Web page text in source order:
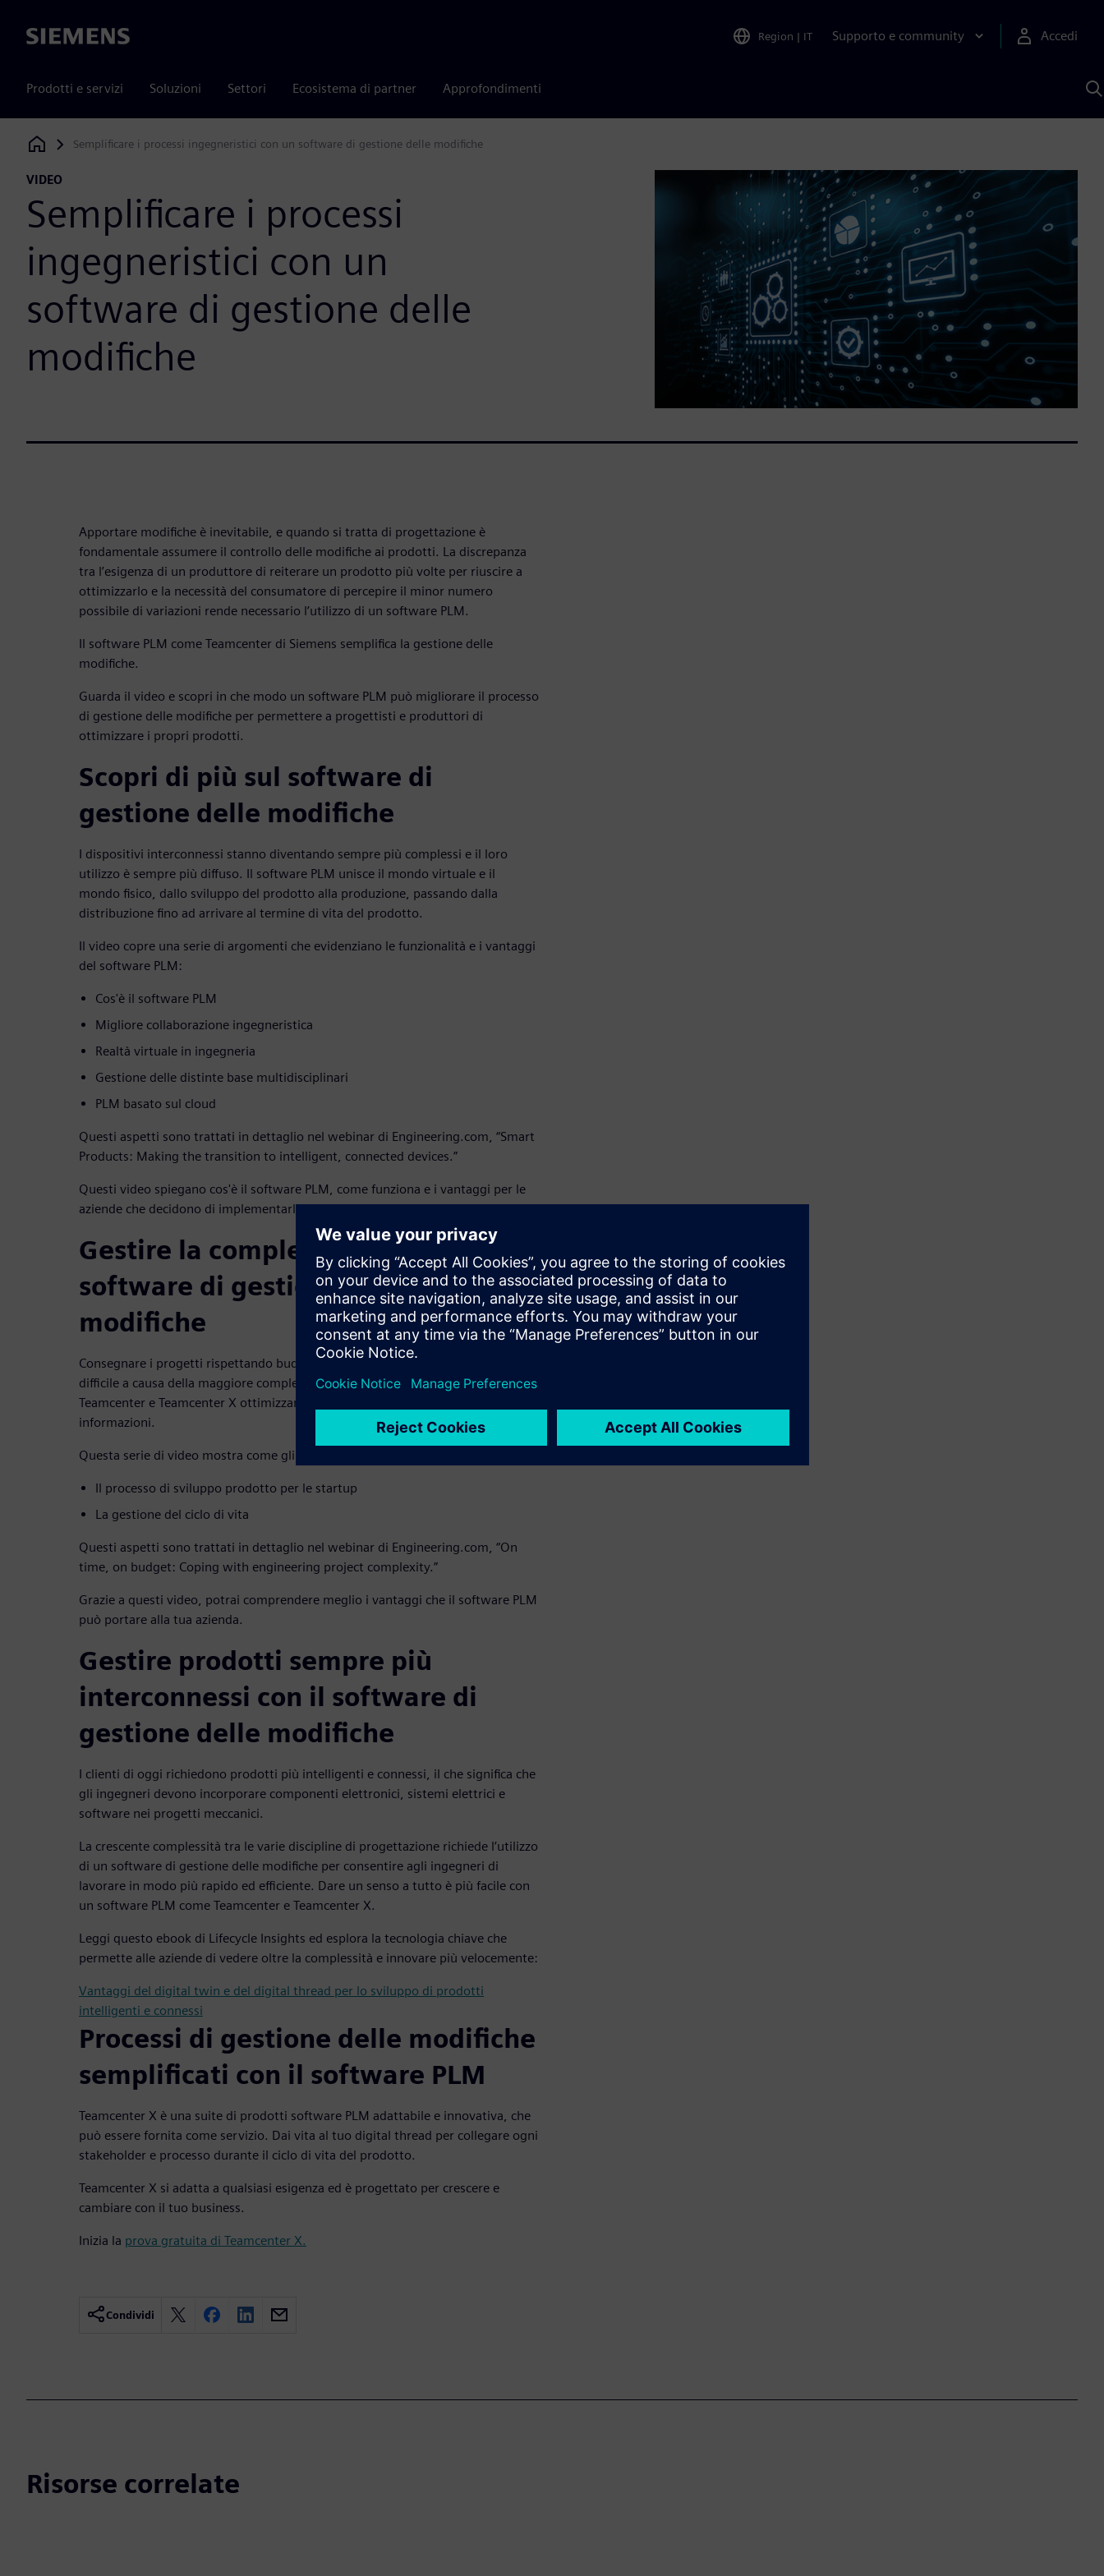
Siemens Region | IT Supporto e community Accedi
Prodotti e servizi Soluzioni Settori Ecosistema di partner Approfondimenti
Siemens Digital Industries Software
Semplificare i processi ingegneristici con un software di gestione delle modifiche
VIDEO
Semplificare i processi
ingegneristici con un
software di gestione delle
modifiche
Apportare modifiche è inevitabile, e quando si tratta di progettazione è
fondamentale assumere il controllo delle modifiche ai prodotti. La discrepanza
tra l’esigenza di un produttore di reiterare un prodotto più volte per riuscire a
ottimizzarlo e la necessità del consumatore di percepire il minor numero
possibile di variazioni rende necessario l’utilizzo di un software PLM.
Il software PLM come Teamcenter di Siemens semplifica la gestione delle
modifiche.
Guarda il video e scopri in che modo un software PLM può migliorare il processo
di gestione delle modifiche per permettere a progettisti e produttori di
ottimizzare i propri prodotti.
Scopri di più sul software di
gestione delle modifiche
I dispositivi interconnessi stanno diventando sempre più complessi e il loro
utilizzo è sempre più diffuso. Il software PLM unisce il mondo virtuale e il
mondo fisico, dallo sviluppo del prodotto alla produzione, passando dalla
distribuzione fino ad arrivare al termine di vita del prodotto.
Il video copre una serie di argomenti che evidenziano le funzionalità e i vantaggi
del software PLM:
Cos'è il software PLM
Migliore collaborazione ingegneristica
Realtà virtuale in ingegneria
Gestione delle distinte base multidisciplinari
PLM basato sul cloud
Questi aspetti sono trattati in dettaglio nel webinar di Engineering.com, “Smart
Products: Making the transition to intelligent, connected devices.”
Questi video spiegano cos'è il software PLM, come funziona e i vantaggi per le
aziende che decidono di implementarlo.
Gestire la complessità con un
software di gestione delle
modifiche
Consegnare i progetti rispettando budget e scadenze è diventato sempre più
difficile a causa della maggiore complessità dei prodotti. I software PLM come
Teamcenter e Teamcenter X ottimizzano questi processi con una singola fonte di
informazioni.
Questa serie di video mostra come gli ingegneri migliorano:
Il processo di sviluppo prodotto per le startup
La gestione del ciclo di vita
Questi aspetti sono trattati in dettaglio nel webinar di Engineering.com, “On
time, on budget: Coping with engineering project complexity.”
Grazie a questi video, potrai comprendere meglio i vantaggi che il software PLM
può portare alla tua azienda.
Gestire prodotti sempre più
interconnessi con il software di
gestione delle modifiche
I clienti di oggi richiedono prodotti più intelligenti e connessi, il che significa che
gli ingegneri devono incorporare componenti elettronici, sistemi elettrici e
software nei progetti meccanici.
La crescente complessità tra le varie discipline di progettazione richiede l’utilizzo
di un software di gestione delle modifiche per consentire agli ingegneri di
lavorare in modo più rapido ed efficiente. Dare un senso a tutto è più facile con
un software PLM come Teamcenter e Teamcenter X.
Leggi questo ebook di Lifecycle Insights ed esplora la tecnologia chiave che
permette alle aziende di vedere oltre la complessità e innovare più velocemente:
Vantaggi del digital twin e del digital thread per lo sviluppo di prodotti
intelligenti e connessi
Processi di gestione delle modifiche
semplificati con il software PLM
Teamcenter X è una suite di prodotti software PLM adattabile e innovativa, che
può essere fornita come servizio. Dai vita al tuo digital thread per collegare ogni
stakeholder e processo durante il ciclo di vita del prodotto.
Teamcenter X si adatta a qualsiasi esigenza ed è progettato per crescere e
cambiare con il tuo business.
Inizia la prova gratuita di Teamcenter X.
Condividi
Risorse correlate